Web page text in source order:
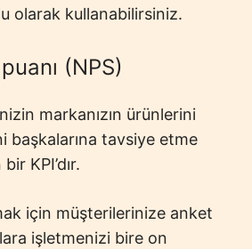
olarak kullanabilirsiniz.
(NPS)
markanızın ürünlerini
başkalarına tavsiye etme
KPI’dır.
için müşterilerinize anket
işletmenizi bire on